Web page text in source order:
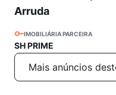
Arruda
IMOBILIÁRIA PARCEIRA
SH PRIME
Mais anúncios